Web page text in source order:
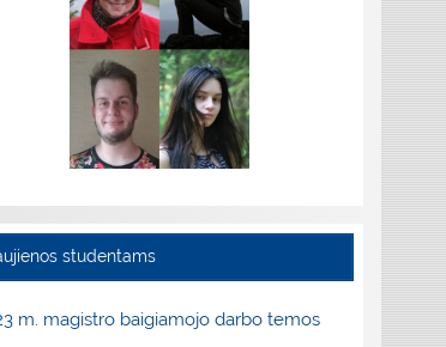
studentams
m. magistro baigiamojo darbo temos